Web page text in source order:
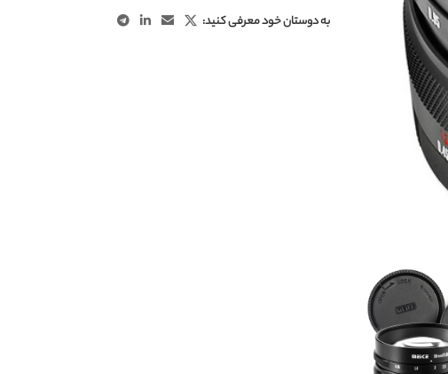
به دوستان خود معرفی کنید: